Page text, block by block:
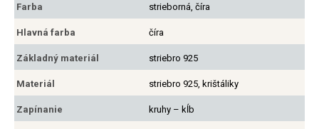
Farba strieborná, číra
Hlavná farba číra
Základný materiál striebro 925
Materiál striebro 925, krištáliky
Zapínanie kruhy – kĺb